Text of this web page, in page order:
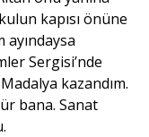
kapısı önüne
ayındaysa
Sergisi’nde
kazandım.
bana. Sanat